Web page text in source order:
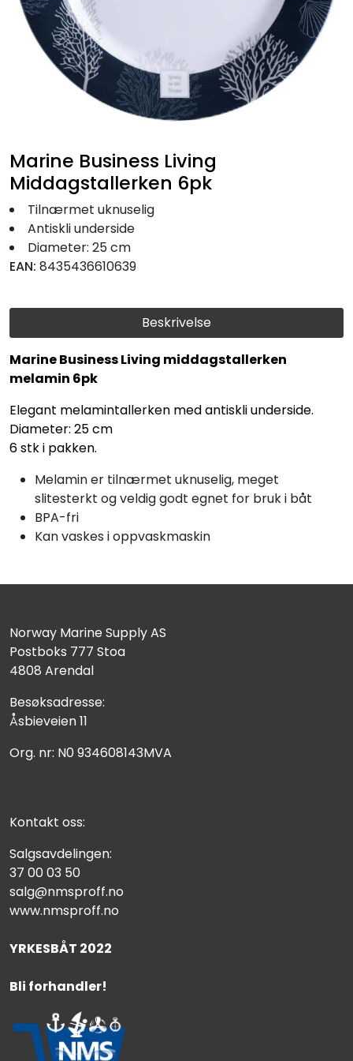
Beskrivelse
Marine Business Living middagstallerken
melamin 6pk
Elegant melamintallerken med antiskli underside.
Diameter: 25 cm
6 stk i pakken.
Melamin er tilnærmet uknuselig, meget
slitesterkt og veldig godt egnet for bruk i båt
BPA-fri
Kan vaskes i oppvaskmaskin
Marine Business Living
Middagstallerken 6pk
Tilnærmet uknuselig
Antiskli underside
Diameter: 25 cm
EAN: 8435436610639
Norway Marine Supply AS
Postboks 777 Stoa
4808 Arendal
Besøksadresse:
Åsbieveien 11
Org. nr: N0 934608143MVA
Kontakt oss:
Salgsavdelingen:
37 00 03 50
salg@nmsproff.no
www.nmsproff.no
YRKESBÅT 2022
Bli forhandler!
Fritid/Sikkerhet
Båtpleie/Opplag
Nyheter